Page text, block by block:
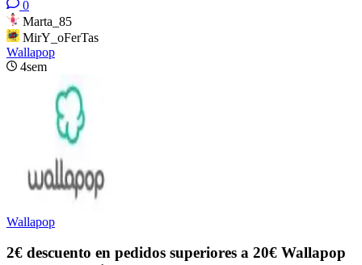
0
Marta_85
MirY_oFerTas
Wallapop
4sem
Wallapop
2€ descuento en pedidos superiores a 20€ Wallapop